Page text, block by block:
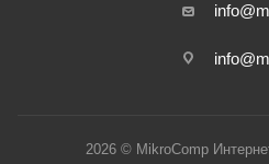
2026 © MikroComp